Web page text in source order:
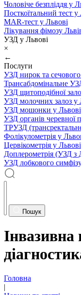
Чоловіче безпліддя у
Посткоїтальний тест у
MAR-тест у Львові
Лікування фімозу
УЗД у Львові
×
←
Послуги
УЗД нирок та сечового
Трансабдомінальне
УЗД щитоподібної
УЗД молочних залоз у
УЗД мошонки у Львові
УЗД органів черевної
ТРУЗД
Фолікулометрія у
Цервікометрія у Львові
Доплерометрія (УЗД з
УЗД лобкового
Пошук
Інвазивна
Головна
|